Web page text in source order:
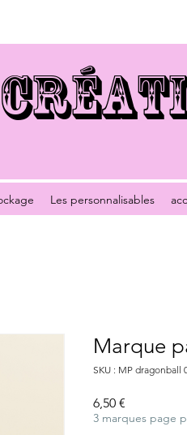
Les personnalisables
Marque
SKU : MP dragonball
6,50 €
3 marques page